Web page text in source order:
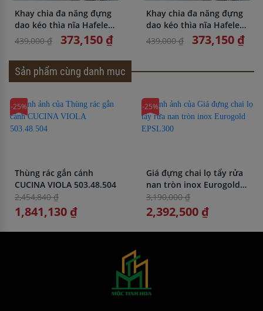
Khay chia đa năng đựng
dao kéo thìa nĩa Hafele
556.52.743
439,000 ₫ 373,150 ₫
Khay chia đa năng đựng
dao kéo thìa nĩa Hafele
556.52.743
439,000 ₫ 373,150 ₫
Sản phẩm cùng danh mục
-25%
Thùng rác gắn cánh
CUCINA VIOLA 503.48.504
2,454,840 ₫
1,841,130 ₫
-25%
Giá đựng chai lọ tẩy rửa
nan tròn inox Eurogold
EPSL300
3,190,000 ₫
2,392,500 ₫